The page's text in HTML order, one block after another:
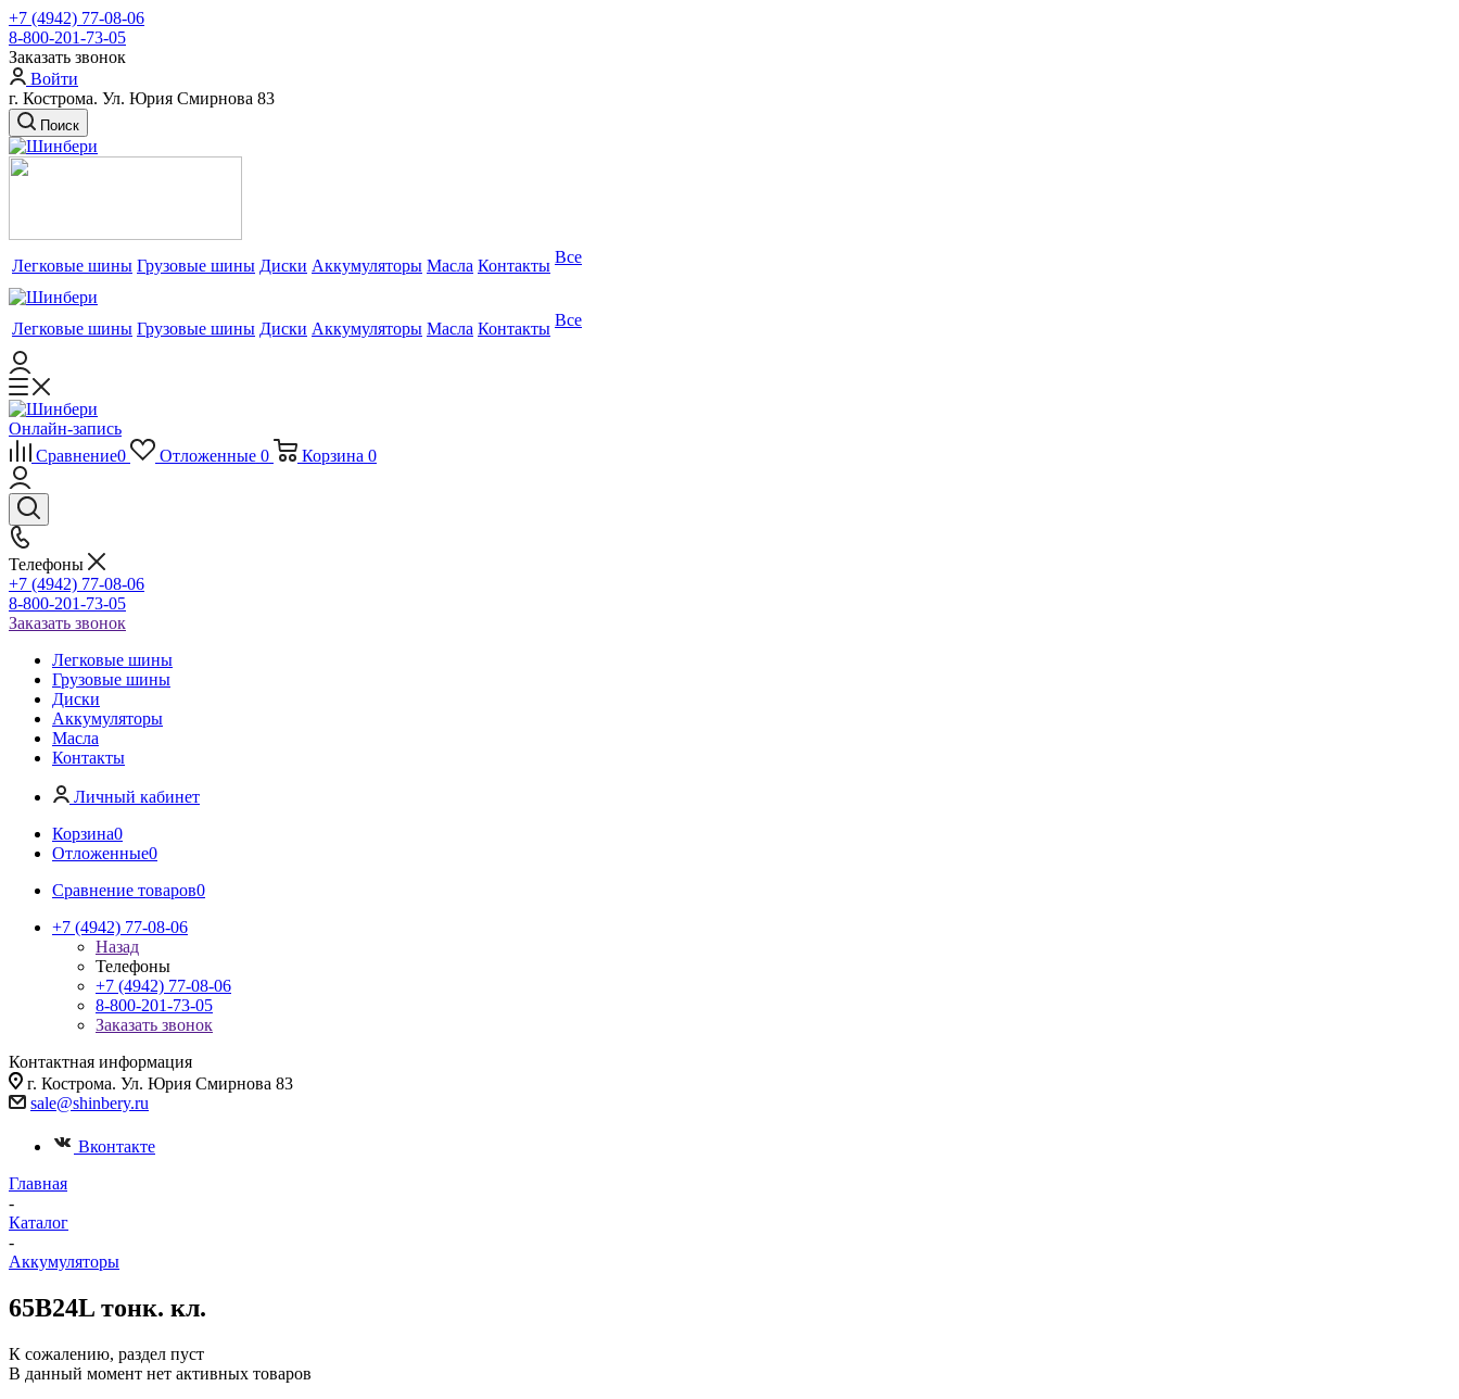
+7 (4942) 77-08-06
8-800-201-73-05
Заказать звонок
Войти
г. Кострома. Ул. Юрия Смирнова 83
Поиск
Легковые шины Грузовые шины Диски Аккумуляторы Масла Контакты Все
Легковые шины Грузовые шины Диски Аккумуляторы Масла Контакты Все
Онлайн-запись
Сравнение0 Отложенные 0 Корзина 0
Телефоны
+7 (4942) 77-08-06
8-800-201-73-05
Заказать звонок
Легковые шины
Грузовые шины
Диски
Аккумуляторы
Масла
Контакты
Личный кабинет
Корзина0
Отложенные0
Сравнение товаров0
+7 (4942) 77-08-06
Назад
Телефоны
+7 (4942) 77-08-06
8-800-201-73-05
Заказать звонок
Контактная информация
г. Кострома. Ул. Юрия Смирнова 83
sale@shinbery.ru
Вконтакте
Главная
-
Каталог
-
Аккумуляторы
65B24L тонк. кл.
К сожалению, раздел пуст
В данный момент нет активных товаров